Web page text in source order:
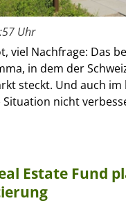
Uhr
viel Nachfrage: Das
in dem der
steckt. Und auch im
nicht
Estate Fund